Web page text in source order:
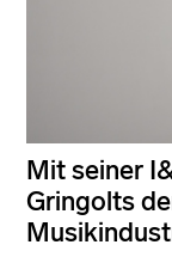
Mit seiner
Gringolts